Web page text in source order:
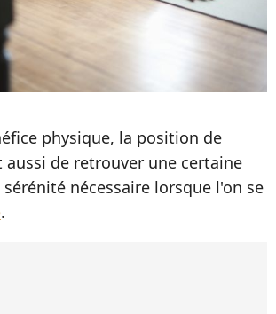
physique, la position de
de retrouver une certaine
nécessaire lorsque l'on se
.